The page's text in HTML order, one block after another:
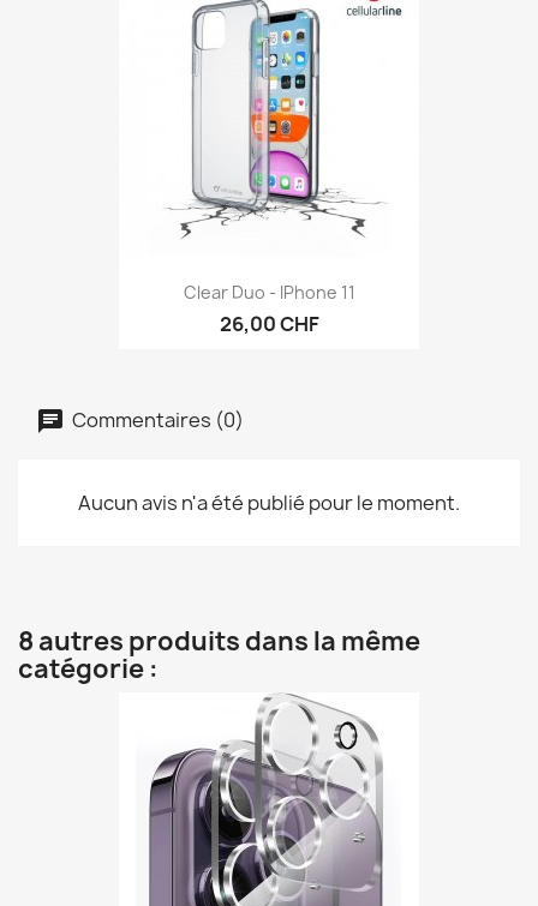
Clear Duo - IPhone 11
26,00 CHF
Commentaires (0)
Aucun avis n'a été publié pour le moment.
8 autres produits dans la même
catégorie :